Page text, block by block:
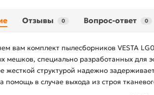
Отзывы 0 Вопрос-ответ 0
вам комплект пылесборников VESTA
мешков, специально разработанных для
жесткой структурой надежно
помощь в случае выхода из строя